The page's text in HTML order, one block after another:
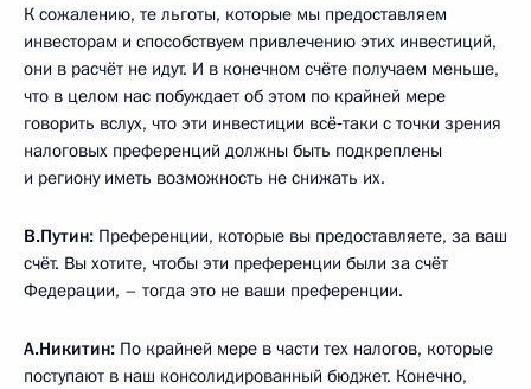
К сожалению, те льготы, которые мы предоставляем
инвесторам и способствуем привлечению этих инвестиций,
они в расчёт не идут. И в конечном счёте получаем меньше,
что в целом нас побуждает об этом по крайней мере
говорить вслух, что эти инвестиции всё‑таки с точки зрения
налоговых преференций должны быть подкреплены
и региону иметь возможность не снижать их.
В.Путин: Преференции, которые вы предоставляете, за ваш
счёт. Вы хотите, чтобы эти преференции были за счёт
Федерации, – тогда это не ваши преференции.
А.Никитин: По крайней мере в части тех налогов, которые
поступают в наш консолидированный бюджет. Конечно,